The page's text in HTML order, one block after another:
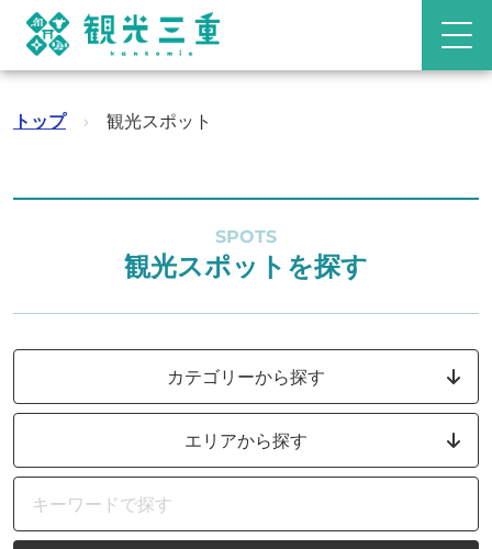
トップ › 観光スポット
SPOTS
観光スポットを探す
カテゴリーから探す
エリアから探す